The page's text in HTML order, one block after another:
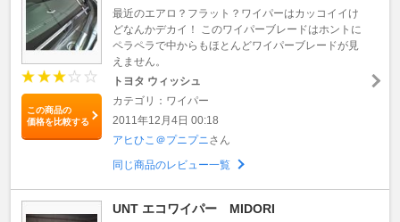
この商品の
価格を比較する
最近のエアロ？フラット？ワイパーはカッコイイけ
どなんかデカイ！ このワイパーブレードはホントに
ペラペラで中からもほとんどワイパーブレードが見
えません。
トヨタ ウィッシュ
カテゴリ：ワイパー
2011年12月4日 00:18
アヒひこ＠プニプニ さん
同じ商品のレビュー一覧
UNT エコワイパー MIDORI